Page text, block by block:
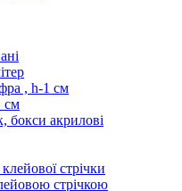
, h-1 см
см
бокси акрилові
стрічки
стрічкою